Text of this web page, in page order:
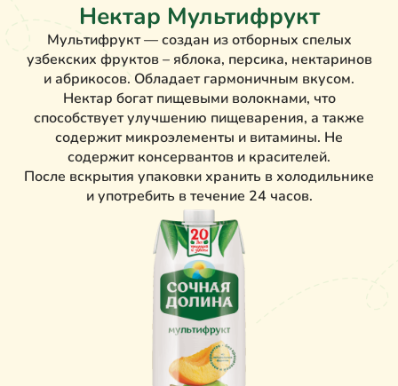
Нектар Мультифрукт
Мультифрукт — создан из отборных спелых
узбекских фруктов – яблока, персика, нектаринов
и абрикосов. Обладает гармоничным вкусом.
Нектар богат пищевыми волокнами, что
способствует улучшению пищеварения, а также
содержит микроэлементы и витамины. Не
содержит консервантов и красителей.
После вскрытия упаковки хранить в холодильнике
и употребить в течение 24 часов.